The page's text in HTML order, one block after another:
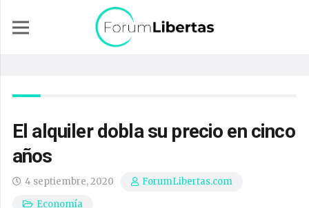
El alquiler dobla su precio en cinco
años
4 septiembre, 2020
ForumLibertas.com
Economía